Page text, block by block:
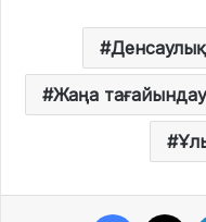
Жаңа тағайындау